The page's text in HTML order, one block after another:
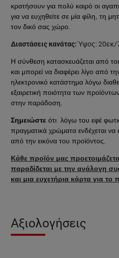
κρατήσουν για πολύ καιρό οι
για να ευχηθείτε σε μία φίλη, τη
τον δικό σας χώρο.
Διαστάσεις κανάτας:Ύψος: 20εκ/
Η σύνθεση κατασκευάζεται από
και μπορεί να διαφέρει λίγο από
ηλεκτρονικό κατάστημα λόγω
εξαιρετική ποιότητα των
στην παράδοση.
Σημειώστε ότι λόγω του εφέ
πραγματικά χρώματα ενδέχεται να
από την εικόνα του προϊόντος.
Κάθε προϊόν μας
παραδίδεται με την ανάλογη
και μια ευχετήρια κάρτα για
Αξιολογήσεις